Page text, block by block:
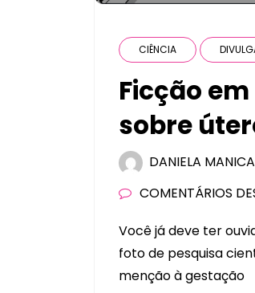
CIÊNCIA
Ficção
sobre
DANIELA MANICA
COMENTÁRIOS
Você já deve ter
foto de pesquisa
menção à gestação